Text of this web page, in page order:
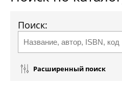
Поиск:
Расширенный поиск